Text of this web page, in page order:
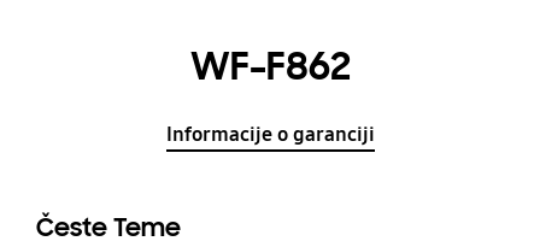
WF-F862
Informacije o garanciji
Česte Teme